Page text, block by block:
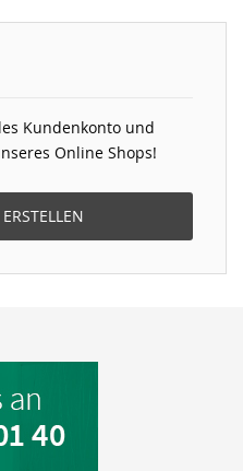
Kundenkonto und
Online Shops!